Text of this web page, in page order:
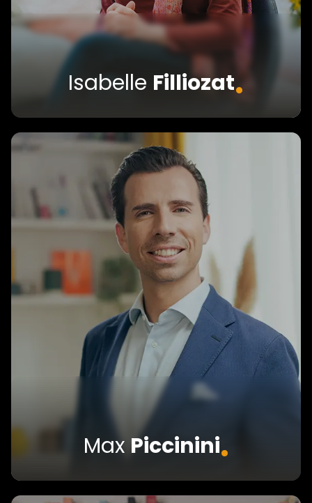
Isabelle Filliozat.
MaxPiccinini.